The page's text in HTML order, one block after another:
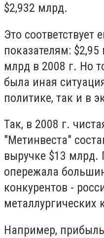
$2,932 млрд.
Это соответствует
показателям:
млрд в 2008 г. Но
была иная
политике, так и в
Так, в 2008 г.
"Метинвеста"
выручке $13 млрд.
опережала
конкурентов -
металлургических
Например,